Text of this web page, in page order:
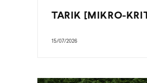
TARIK [MIKRO-
15/07/2026